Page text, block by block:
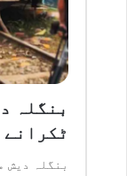
بنگلہ
ٹکرانے سے 17 افراد